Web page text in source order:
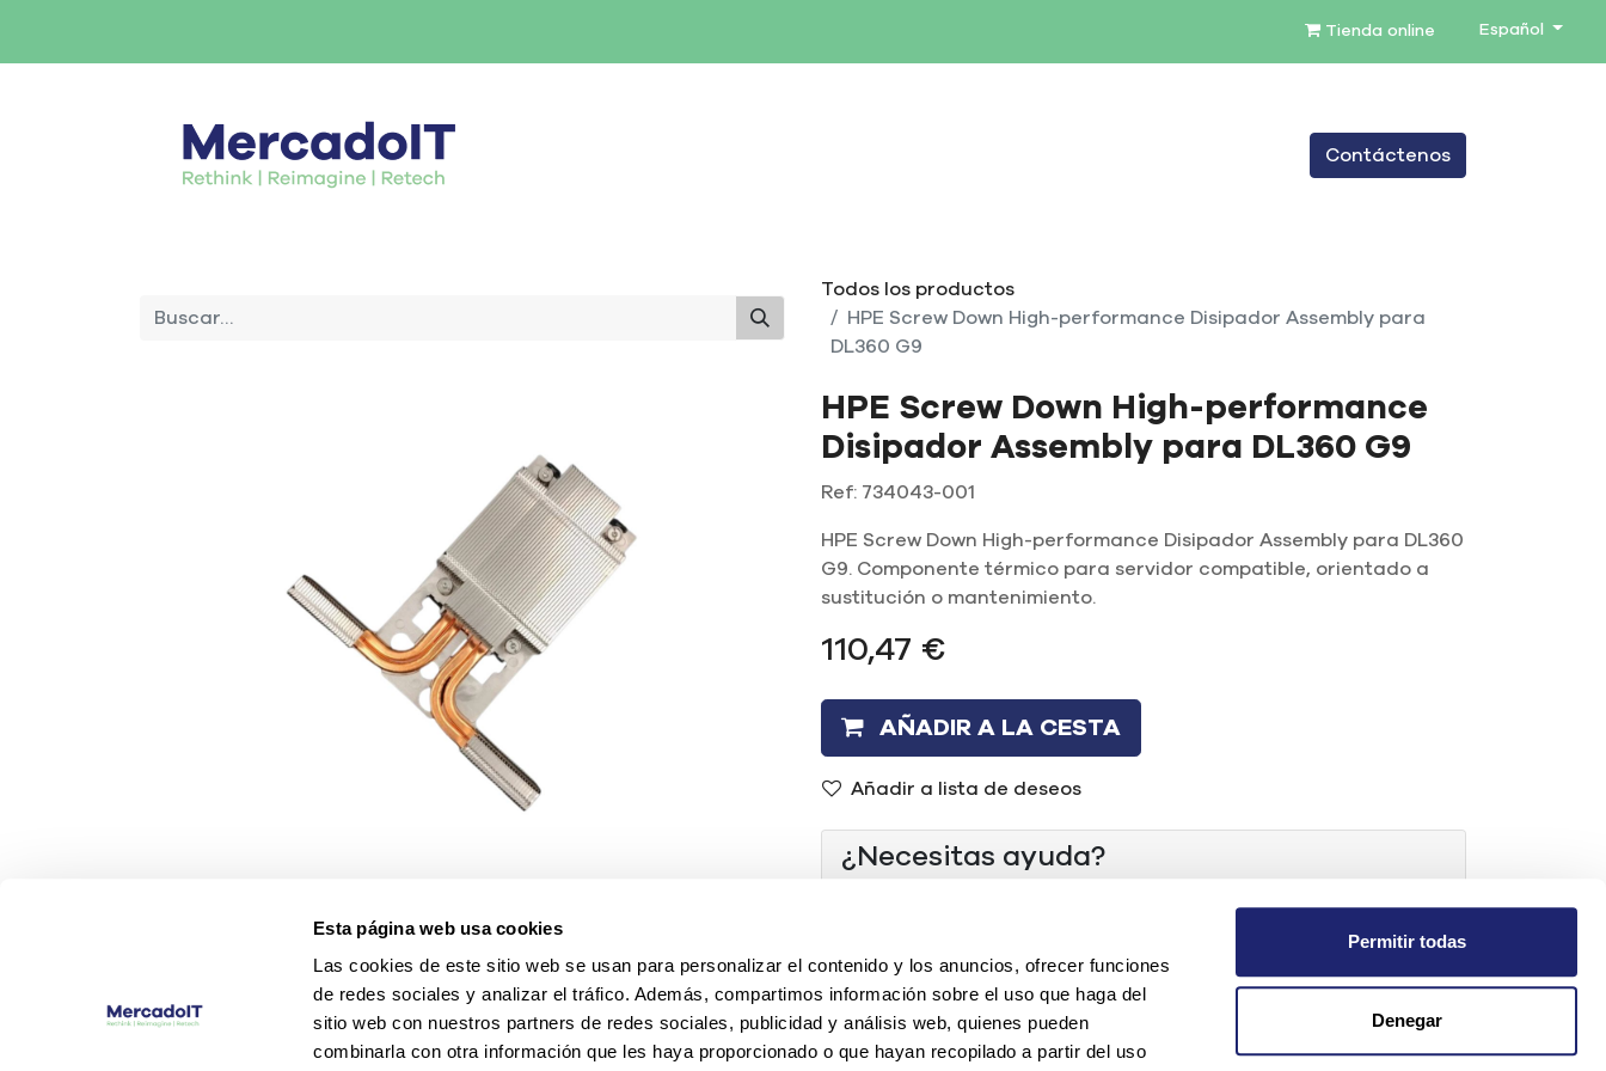
Esta página web usa cookies
Las cookies de este sitio web se usan para personalizar el contenido y los anuncios, ofrecer funciones
de redes sociales y analizar el tráfico. Además, compartimos información sobre el uso que haga del
sitio web con nuestros partners de redes sociales, publicidad y análisis web, quienes pueden
combinarla con otra información que les haya proporcionado o que hayan recopilado a partir del uso
Permitir todas
Denegar
Tienda online Español
BLOG
Contáctenos
Todos los productos
HPE Screw Down High-performance Disipador Assembly para
DL360 G9
HPE Screw Down High-performance
Disipador Assembly para DL360 G9
Ref: 734043-001
HPE Screw Down High-performance Disipador Assembly para DL360
G9. Componente térmico para servidor compatible, orientado a
sustitución o mantenimiento.
110,47 €
AÑADIR A LA CESTA
Añadir a lista de deseos
¿Necesitas ayuda?
contacto@mercadoit.com
O chatea con nosotros